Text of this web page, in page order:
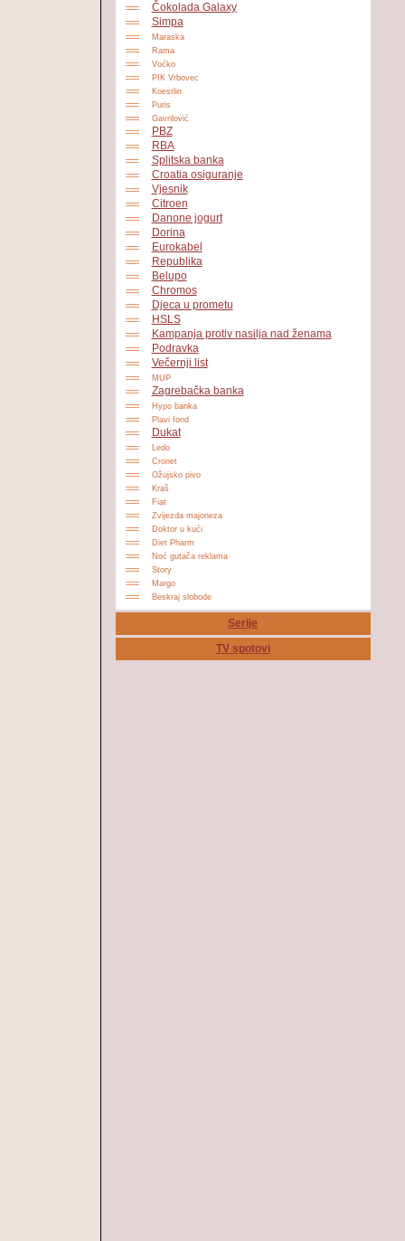
Čokolada Galaxy
Simpa
Maraska
Rama
Voćko
PIK Vrbovec
Koestlin
Puris
Gavrilović
PBZ
RBA
Splitska banka
Croatia osiguranje
Vjesnik
Citroen
Danone jogurt
Dorina
Eurokabel
Republika
Belupo
Chromos
Djeca u prometu
HSLS
Kampanja protiv nasilja nad ženama
Podravka
Večernji list
MUP
Zagrebačka banka
Hypo banka
Plavi fond
Dukat
Ledo
Cronet
Ožujsko pivo
Kraš
Fiat
Zvijezda majoneza
Doktor u kući
Diet Pharm
Noć gutača reklama
Story
Margo
Beskraj slobode
Serije
TV spotovi